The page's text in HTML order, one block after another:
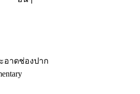
าดช่องปาก